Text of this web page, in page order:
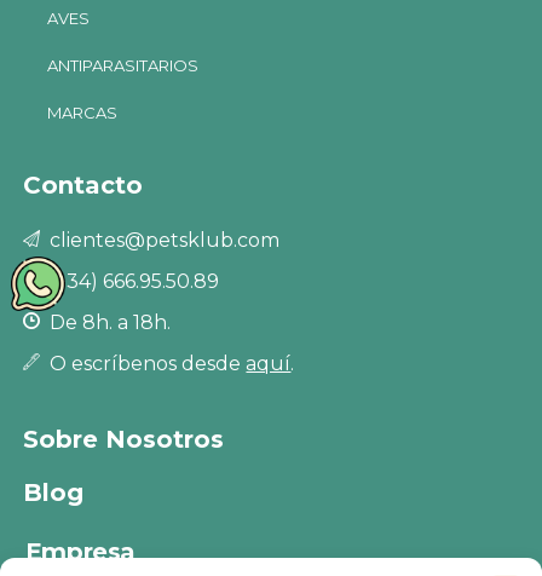
AVES
ANTIPARASITARIOS
MARCAS
Contacto
clientes@petsklub.com
(+34) 666.95.50.89
De 8h. a 18h.
O escríbenos desdeaquí.
Sobre Nosotros
Blog
Empresa